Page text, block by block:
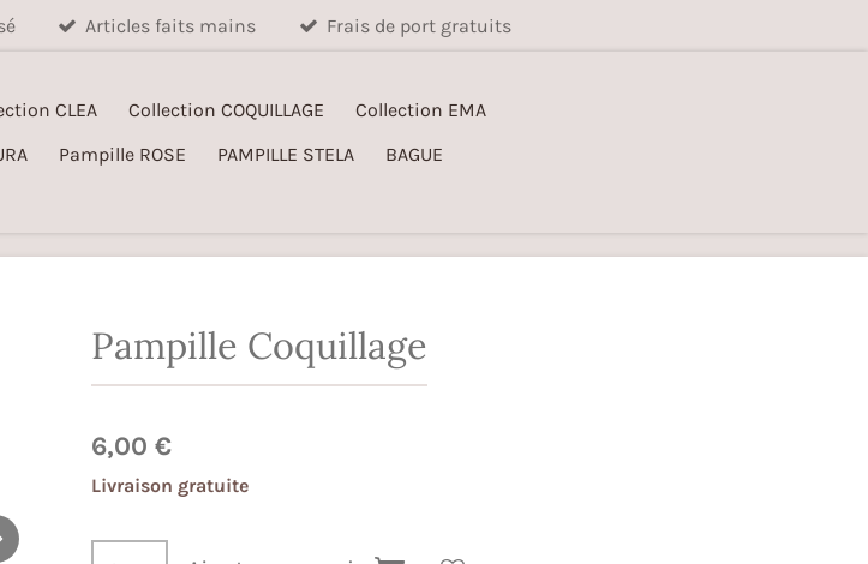
Articles faits mains Frais de port gratuits
CLEA Collection COQUILLAGE
Collection EMA
Pampille ROSE PAMPILLE STELA
BAGUE
Pampille Coquillage
6,00 €
Livraison gratuite